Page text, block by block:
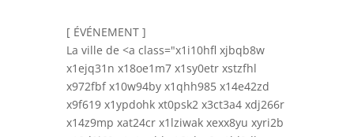
[ ÉVÉNEMENT ]
La ville de <a class="x1i10hfl xjbqb8w
x1ejq31n x18oe1m7 x1sy0etr xstzfhl
x972fbf x10w94by x1qhh985 x14e42zd
x9f619 x1ypdohk xt0psk2 x3ct3a4 xdj266r
x14z9mp xat24cr x1lziwak xexx8yu xyri2b